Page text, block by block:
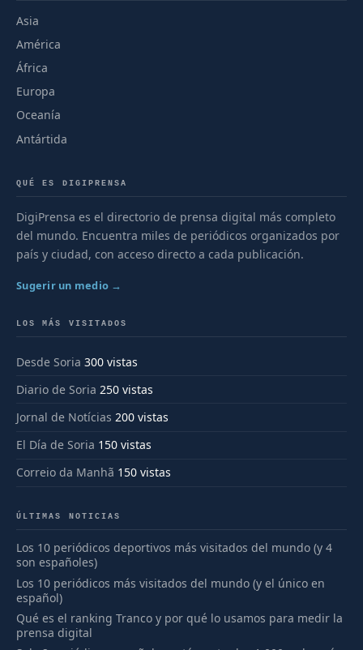
Asia
América
África
Europa
Oceanía
Antártida
QUÉ ES DIGIPRENSA
DigiPrensa es el directorio de prensa digital más completo
del mundo. Encuentra miles de periódicos organizados por
país y ciudad, con acceso directo a cada publicación.
Sugerir un medio →
LOS MÁS VISITADOS
Desde Soria 300 vistas
Diario de Soria 250 vistas
Jornal de Notícias 200 vistas
El Día de Soria 150 vistas
Correio da Manhã 150 vistas
ÚLTIMAS NOTICIAS
Los 10 periódicos deportivos más visitados del mundo (y 4
son españoles)
Los 10 periódicos más visitados del mundo (y el único en
español)
Qué es el ranking Tranco y por qué lo usamos para medir la
prensa digital